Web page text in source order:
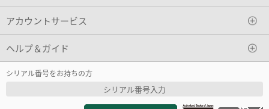
アカウントサービス
ヘルプ＆ガイド
シリアル番号をお持ちの方
シリアル番号入力